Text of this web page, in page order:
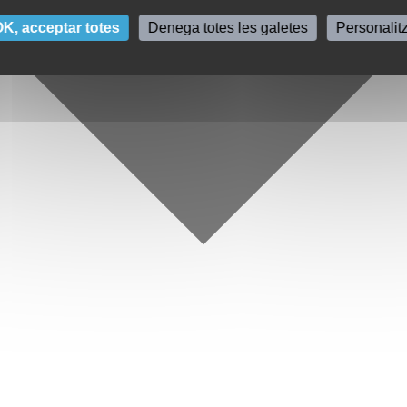
acceptar totes Denega totes les galetes